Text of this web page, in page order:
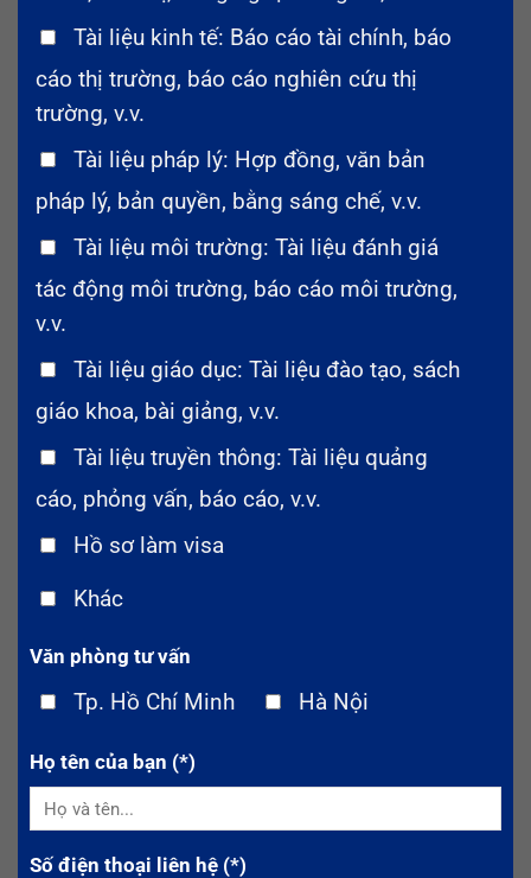
Tài liệu kinh tế: Báo cáo tài chính, báo
cáo thị trường, báo cáo nghiên cứu thị
trường, v.v.
Tài liệu pháp lý: Hợp đồng, văn bản
pháp lý, bản quyền, bằng sáng chế, v.v.
Tài liệu môi trường: Tài liệu đánh giá
tác động môi trường, báo cáo môi trường,
v.v.
Tài liệu giáo dục: Tài liệu đào tạo, sách
giáo khoa, bài giảng, v.v.
Tài liệu truyền thông: Tài liệu quảng
cáo, phỏng vấn, báo cáo, v.v.
Hồ sơ làm visa
Khác
Văn phòng tư vấn
Tp. Hồ Chí Minh Hà Nội
Họ tên của bạn (*)
Số điện thoại liên hệ (*)